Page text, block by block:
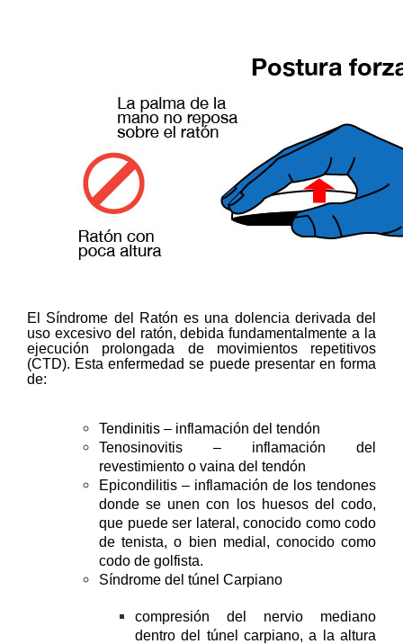
El Síndrome del Ratón es una dolencia derivada del
uso excesivo del ratón, debida fundamentalmente a la
ejecución prolongada de movimientos repetitivos
(CTD). Esta enfermedad se puede presentar en forma
de:
Tendinitis – inflamación del tendón
Tenosinovitis – inflamación del
revestimiento o vaina del tendón
Epicondilitis – inflamación de los tendones
donde se unen con los huesos del codo,
que puede ser lateral, conocido como codo
de tenista, o bien medial, conocido como
codo de golfista.
Síndrome del túnel Carpiano
compresión del nervio mediano
dentro del túnel carpiano, a la altura